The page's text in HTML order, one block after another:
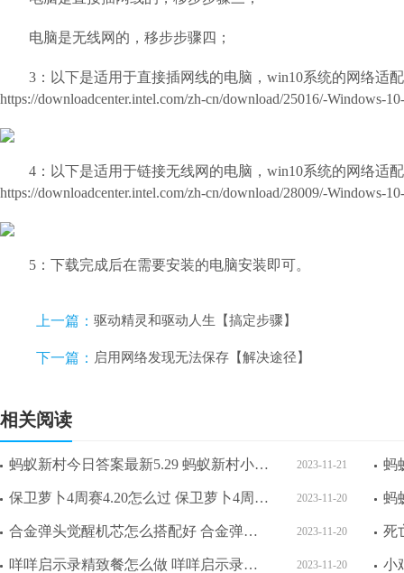
电脑是无线网的，移步步骤四；
3：以下是适用于直接插网线的电脑，win10系统的网络适
https://downloadcenter.intel.com/zh-cn/download/25016/-Windows-
4：以下是适用于链接无线网的电脑，win10系统的网络适
https://downloadcenter.intel.com/zh-cn/download/28009/-Windows-
5：下载完成后在需要安装的电脑安装即可。
上一篇： 驱动精灵和驱动人生【搞定步骤】
下一篇： 启用网络发现无法保存【解决途径】
相关阅读
蚂蚁新村今日答案最新5.29 蚂蚁新村小课堂今日答案最新5月29日 2023-11-21
保卫萝卜4周赛4.20怎么过 保卫萝卜4周赛4.20攻略 2023-11-20
合金弹头觉醒机芯怎么搭配好 合金弹头觉醒机芯搭配攻略一览 2023-11-20
咩咩启示录精致餐怎么做 咩咩启示录精致餐制作方法 2023-11-20